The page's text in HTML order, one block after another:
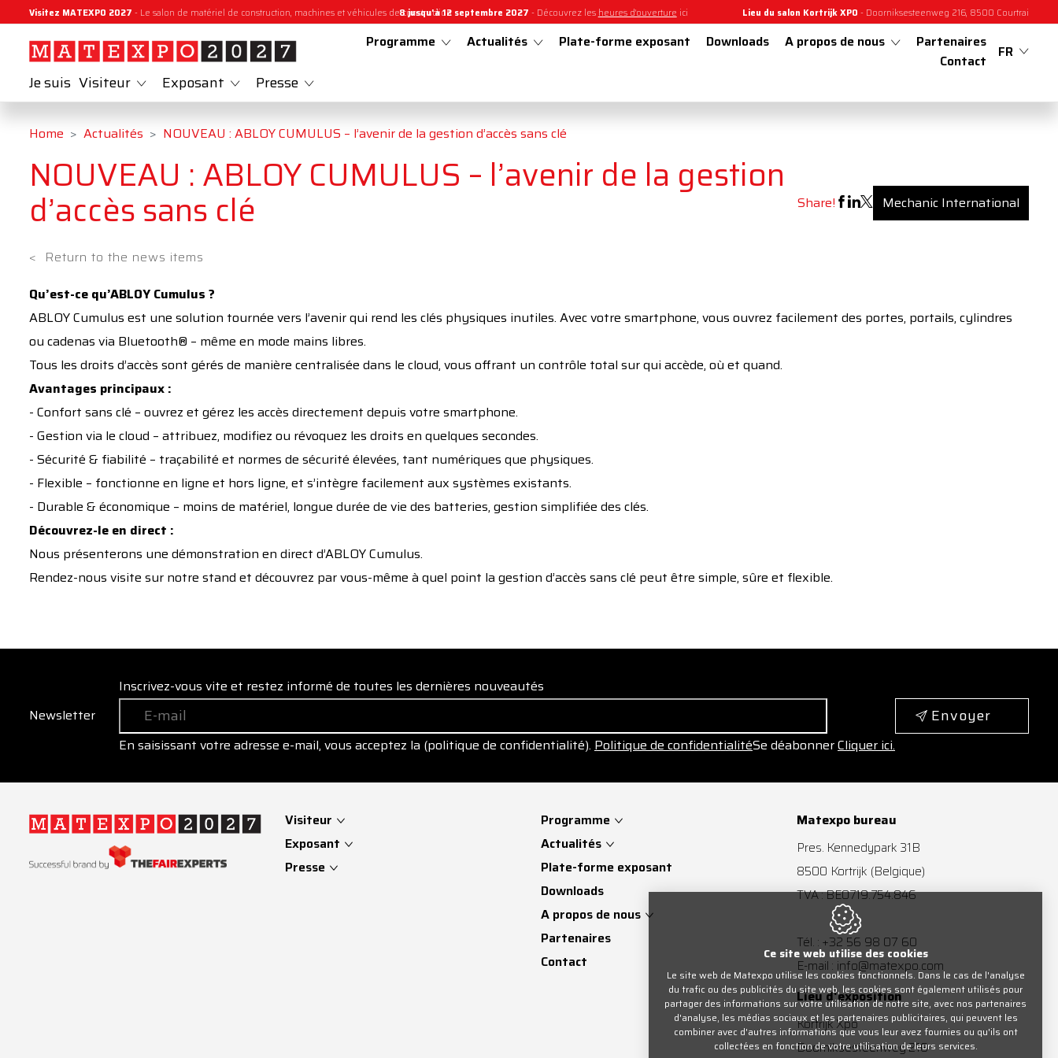
Visitez MATEXPO 2027 - Le salon de matériel de construction, machines et véhicules de construction8 jusqu'à 12 septembre 2027 -Découvrez les heures d'ouverture ici Lieu du salon Kortrijk XPO - Doorniksesteenweg 216, 8500 Courtrai
Programme Actualités Plate-forme exposant Downloads A propos de nous
Partenaires
Contact
FR
Je suis Visiteur Exposant Presse
Home Actualités NOUVEAU : ABLOY CUMULUS – l’avenir de la gestion d’accès sans clé
NOUVEAU : ABLOY CUMULUS – l’avenir de la gestion
d’accès sans clé Share! Mechanic International
< Return to the news items
Qu’est-ce qu’ABLOY Cumulus ?
ABLOY Cumulus est une solution tournée vers l’avenir qui rend les clés physiques inutiles. Avec votre smartphone, vous ouvrez facilement des portes, portails, cylindres
ou cadenas via Bluetooth® – même en mode mains libres.
Tous les droits d’accès sont gérés de manière centralisée dans le cloud, vous offrant un contrôle total sur qui accède, où et quand.
Avantages principaux :
- Confort sans clé – ouvrez et gérez les accès directement depuis votre smartphone.
- Gestion via le cloud – attribuez, modifiez ou révoquez les droits en quelques secondes.
- Sécurité & fiabilité – traçabilité et normes de sécurité élevées, tant numériques que physiques.
- Flexible – fonctionne en ligne et hors ligne, et s’intègre facilement aux systèmes existants.
- Durable & économique – moins de matériel, longue durée de vie des batteries, gestion simplifiée des clés.
Découvrez-le en direct :
Nous présenterons une démonstration en direct d’ABLOY Cumulus.
Rendez-nous visite sur notre stand et découvrez par vous-même à quel point la gestion d’accès sans clé peut être simple, sûre et flexible.
Newsletter
Inscrivez-vous vite et restez informé de toutes les dernières nouveautés
Envoyer
En saisissant votre adresse e-mail, vous acceptez la (politique de confidentialité). Politique de confidentialitéSe déabonnerCliquer ici.
Visiteur
Exposant
Presse
Programme
Actualités
Plate-forme exposant
Downloads
A propos de nous
Partenaires
Contact
Matexpo bureau
Pres. Kennedypark 31B
8500 Kortrijk (Belgique)
TVA : BE0719.754.846
Tél. : +32 56 98 07 60
E-mail : info@matexpo.com
Lieu d'exposition
Kortrijk Xpo
Doorniksesteenweg 216
Ce site web utilise des cookies
Le site web de Matexpo utilise les cookies fonctionnels. Dans le cas de l'analyse
du trafic ou des publicités du site web, les cookies sont également utilisés pour
partager des informations sur votre utilisation de notre site, avec nos partenaires
d'analyse, les médias sociaux et les partenaires publicitaires, qui peuvent les
combiner avec d'autres informations que vous leur avez fournies ou qu'ils ont
collectées en fonction de votre utilisation de leurs services.